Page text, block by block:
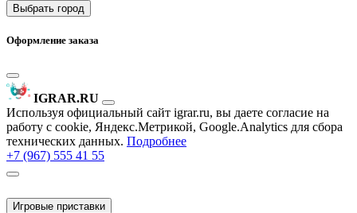
Выбрать город
Оформление заказа
IGRAR.RU
Используя официальный сайт igrar.ru, вы даете согласие на
работу с cookie, Яндекс.Метрикой, Google.Analytics для сбора
технических данных. Подробнее
+7 (967) 555 41 55
Игровые приставки